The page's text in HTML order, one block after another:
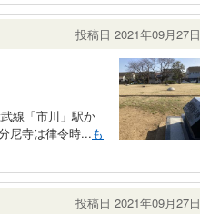
投稿日 2021年09月27日
線「市川」駅か
尼寺は律令時...も
投稿日 2021年09月27日